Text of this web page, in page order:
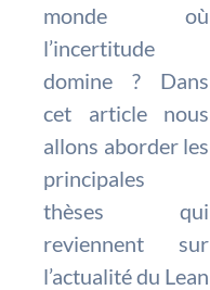
monde où
l’incertitude
domine ? Dans
cet article nous
allons aborder les
principales
thèses qui
reviennent sur
l’actualité du Lean